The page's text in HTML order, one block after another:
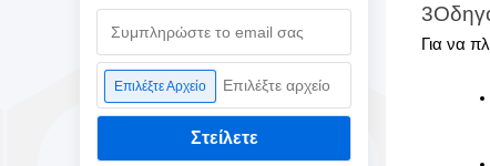
Επιλέξτε Αρχείο Επιλέξτε αρχείο
Στείλετε
Για να